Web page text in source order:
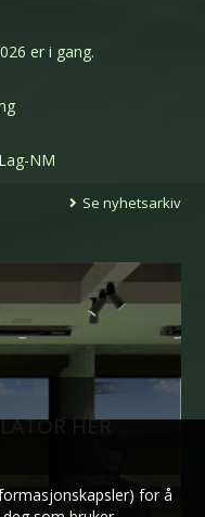
er i gang.
NM
Se nyhetsarkiv
HER
for å